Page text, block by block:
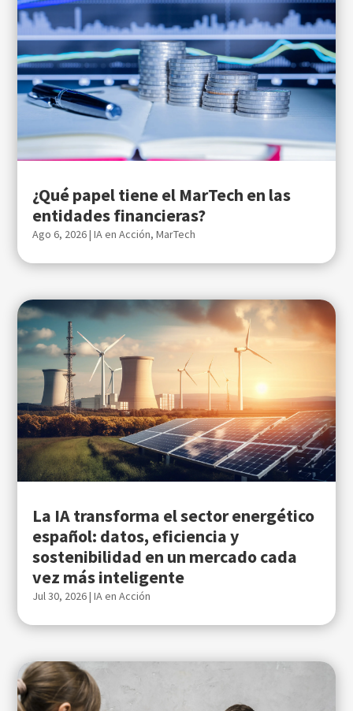
¿Qué papel tiene el MarTech en las
entidades financieras?
Ago 6, 2026|IA en Acción,MarTech
La IA transforma el sector energético
español: datos, eficiencia y
sostenibilidad en un mercado cada
vez más inteligente
Jul 30, 2026|IA en Acción